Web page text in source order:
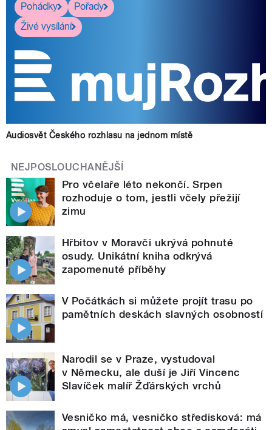
Pohádky
Pořady
Živé vysílání
Audiosvět Českého rozhlasu na jednom místě
NEJPOSLOUCHANĚJŠÍ
Pro včelaře léto nekončí. Srpen
rozhoduje o tom, jestli včely přežijí
zimu
Hřbitov v Moravči ukrývá pohnuté
osudy. Unikátní kniha odkrývá
zapomenuté příběhy
V Počátkách si můžete projít trasu po
pamětních deskách slavných osobností
Narodil se v Praze, vystudoval
v Německu, ale duší je Jiří Vincenc
Slavíček malíř Žďárských vrchů
Vesničko má, vesničko středisková: má